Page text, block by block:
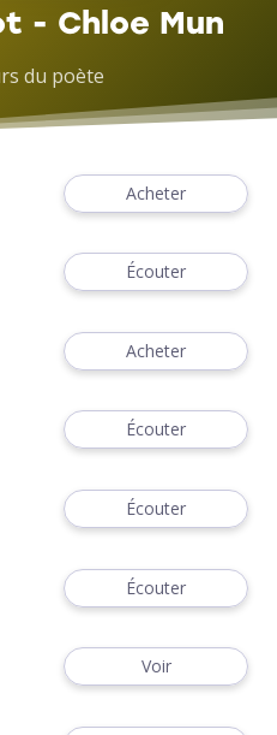
- Chloe Mun
du poète
Acheter
Écouter
Acheter
Écouter
Écouter
Écouter
Voir